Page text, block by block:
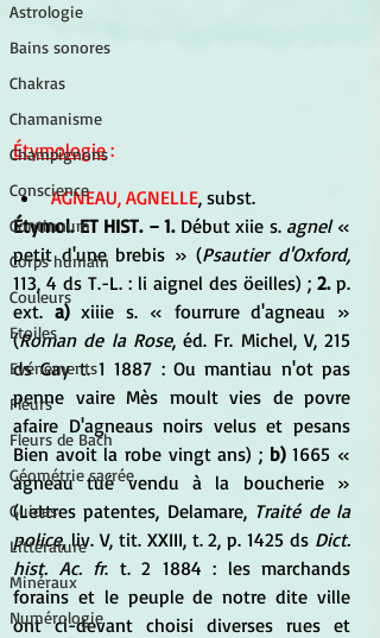
Astrologie
Bains sonores
Chakras
Chamanisme
Champignons
Conscience
Continuum
Corps humain
Couleurs
Etoiles
Evénements
Fleurs
Fleurs de Bach
Géométrie sacrée
Guides
Littérature
Minéraux
Numérologie
Étymologie :
AGNEAU, AGNELLE, subst.
Étymol. ET HIST. − 1. Début xiie s. agnel «
petit d'une brebis » (Psautier d'Oxford,
113, 4 ds T.-L. : li aignel des öeilles) ; 2. p.
ext. a) xiiie s. « fourrure d'agneau »
(Roman de la Rose, éd. Fr. Michel, V, 215
ds Gay t. 1 1887 : Ou mantiau n'ot pas
penne vaire Mès moult vies de povre
afaire D'agneaus noirs velus et pesans
Bien avoit la robe vingt ans) ; b) 1665 «
agneau tué vendu à la boucherie »
(Lettres patentes, Delamare, Traité de la
police, liv. V, tit. XXIII, t. 2, p. 1425 ds Dict.
hist. Ac. fr. t. 2 1884 : les marchands
forains et le peuple de notre dite ville
ont ci-devant choisi diverses rues et